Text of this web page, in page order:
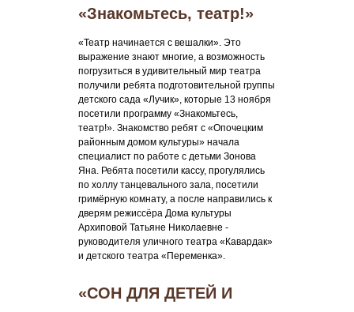
«Знакомьтесь, театр!»
«Театр начинается с вешалки». Это
выражение знают многие, а возможность
погрузиться в удивительный мир театра
получили ребята подготовительной группы
детского сада «Лучик», которые 13 ноября
посетили программу «Знакомьтесь,
театр!». Знакомство ребят с «Опочецким
районным домом культуры» начала
специалист по работе с детьми Зонова
Яна. Ребята посетили кассу, прогулялись
по холлу танцевального зала, посетили
гримёрную комнату, а после направились к
дверям режиссёра Дома культуры
Архиповой Татьяне Николаевне -
руководителя уличного театра «Кавардак»
и детского театра «Переменка».
«СОН ДЛЯ ДЕТЕЙ И